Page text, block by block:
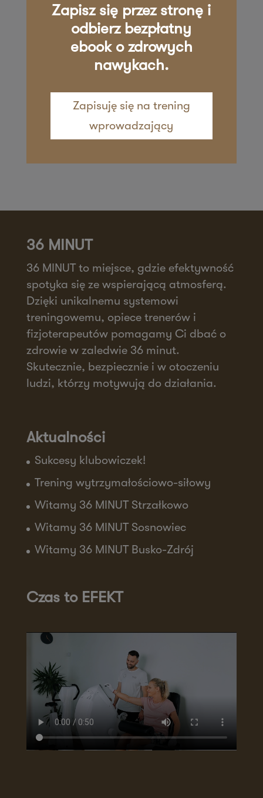
Zapisz mnie
36 MINUT Żywiec
ul. Kościuszki 29
34-200 Żywiec
Zapisz się przez stronę i
odbierz bezpłatny
ebook o zdrowych
nawykach.
Zapisuję się na trening
wprowadzający
36 MINUT
36 MINUT to miejsce, gdzie efektywność
spotyka się ze wspierającą atmosferą.
Dzięki unikalnemu systemowi
treningowemu, opiece trenerów i
fizjoterapeutów pomagamy Ci dbać o
zdrowie w zaledwie 36 minut.
Skutecznie, bezpiecznie i w otoczeniu
ludzi, którzy motywują do działania.
Aktualności
Sukcesy klubowiczek!
Trening wytrzymałościowo-siłowy
Witamy 36 MINUT Strzałkowo
Witamy 36 MINUT Sosnowiec
Witamy 36 MINUT Busko-Zdrój
Czas to EFEKT